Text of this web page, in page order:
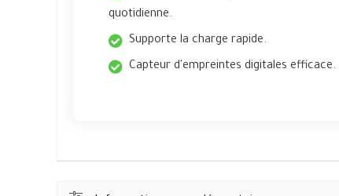
quotidienne.
Supporte la charge rapide.
Capteur d'empreintes digitales efficace.